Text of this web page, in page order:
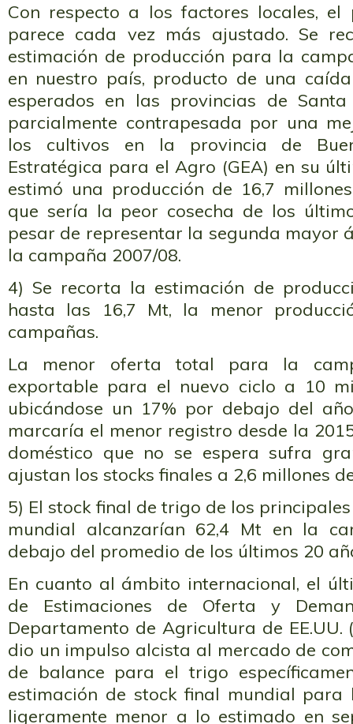
Con respecto a los factores locales,
parece cada vez más ajustado. Se
estimación de producción para la
en nuestro país, producto de una
esperados en las provincias de
parcialmente contrapesada por una
los cultivos en la provincia de
Estratégica para el Agro (GEA) en su
estimó una producción de 16,7
que sería la peor cosecha de los
pesar de representar la segunda mayor
la campaña 2007/08.
4) Se recorta la estimación de
hasta las 16,7 Mt, la menor
campañas.
La menor oferta total para la
exportable para el nuevo ciclo a 10
ubicándose un 17% por debajo del
marcaría el menor registro desde la
doméstico que no se espera sufra
ajustan los stocks finales a 2,6 millones
5) El stock final de trigo de los
mundial alcanzarían 62,4 Mt en la
debajo del promedio de los últimos 20
En cuanto al ámbito internacional, el
de Estimaciones de Oferta y
Departamento de Agricultura de EE.UU.
dio un impulso alcista al mercado de
de balance para el trigo
estimación de stock final mundial para
ligeramente menor a lo estimado en